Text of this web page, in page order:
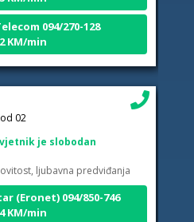
094/270-128
KM/min
ljubavna predviđanja
(Eronet) 094/850-746
KM/min